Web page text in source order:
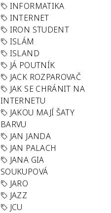
INFORMATIKA
INTERNET
IRON STUDENT
ISLÁM
ISLAND
JÁ POUTNÍK
JACK ROZPAROVAČ
JAK SE CHRÁNIT NA
INTERNETU
JAKOU MAJÍ ŠATY
BARVU
JAN JANDA
JAN PALACH
JANA GIA
SOUKUPOVÁ
JARO
JAZZ
JCU